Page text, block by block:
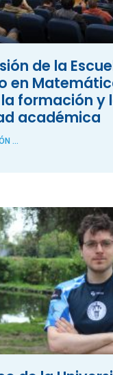
de la
en
formación y
académica
...